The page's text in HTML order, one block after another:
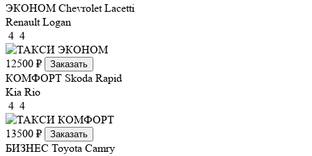
ЭКОНОМ Chevrolet Lacetti
Renault Logan
4 4
12500 ₽ Заказать
КОМФОРТ Skoda Rapid
Kia Rio
4 4
13500 ₽ Заказать
БИЗНЕС Toyota Camry